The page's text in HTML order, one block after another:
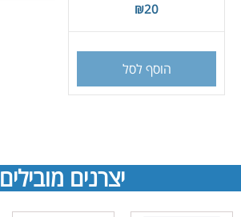
₪20
הוסף לסל
יצרנים מובילים